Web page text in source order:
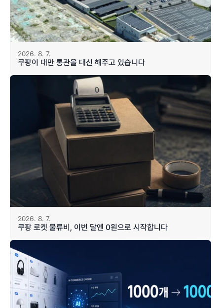
2026. 8. 7.
쿠팡이 대만 통관을 대신 해주고 있습니다
2026. 8. 7.
쿠팡 로켓 물류비, 이번 달엔 0원으로 시작합니다